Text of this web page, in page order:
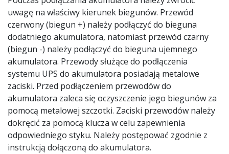
uwagę na właściwy kierunek biegunów. Przewód
czerwony (biegun +) należy podłączyć do bieguna
dodatniego akumulatora, natomiast przewód czarny
(biegun -) należy podłączyć do bieguna ujemnego
akumulatora. Przewody służące do podłączenia
systemu UPS do akumulatora posiadają metalowe
zaciski. Przed podłączeniem przewodów do
akumulatora zaleca się oczyszczenie jego biegunów za
pomocą metalowej szczotki. Zaciski przewodów należy
dokręcić za pomocą klucza w celu zapewnienia
odpowiedniego styku. Należy postępować zgodnie z
instrukcją dołączoną do akumulatora.